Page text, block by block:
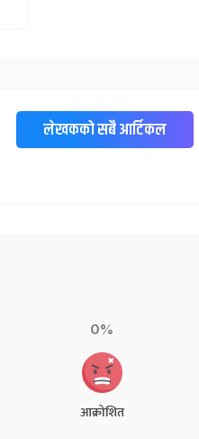
लेखकको सबै आर्टिकल
0%
आक्रोशित